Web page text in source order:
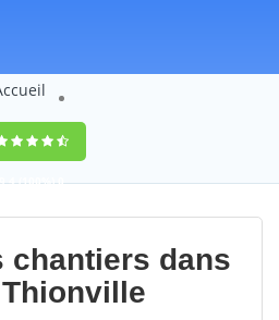
9,4(100%)0
votes
chantiers dans